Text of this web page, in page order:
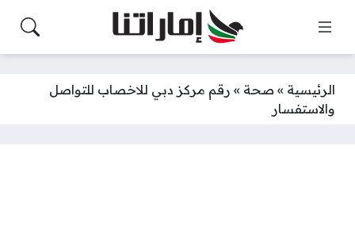
الرئيسية » صحة » رقم مركز دبي للاخصاب للتواصل
والاستفسار